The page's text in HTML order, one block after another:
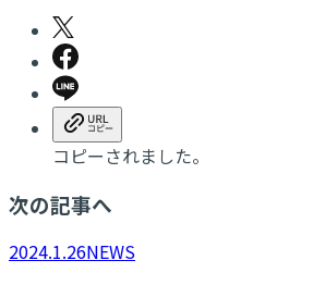
コピーされました。
次の記事へ
2024.1.26NEWS